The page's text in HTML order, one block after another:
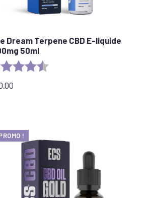
Dream Terpene CBD E-liquide
50ml
:
!